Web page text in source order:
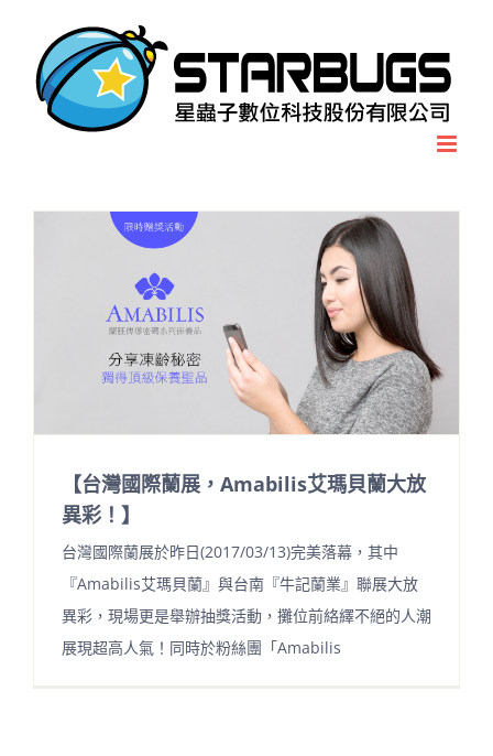
content
【台灣國際蘭展，Amabilis艾瑪貝蘭大放
異彩！】
台灣國際蘭展於昨日(2017/03/13)完美落幕，其中
『Amabilis艾瑪貝蘭』與台南『牛記蘭業』聯展大放
異彩，現場更是舉辦抽獎活動，攤位前絡繹不絕的人潮
展現超高人氣！同時於粉絲團「Amabilis